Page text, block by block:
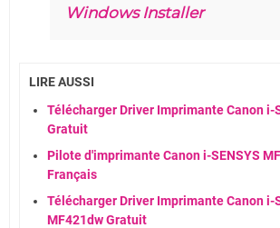
Windows Installer
LIRE AUSSI
Télécharger Driver Imprimante Canon i-
Gratuit
Pilote d'imprimante Canon i-SENSYS
Français
Télécharger Driver Imprimante Canon i-
MF421dw Gratuit